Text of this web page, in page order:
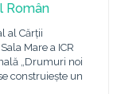
Român
al Cărții
Mare a ICR
„Drumuri noi
construiește un